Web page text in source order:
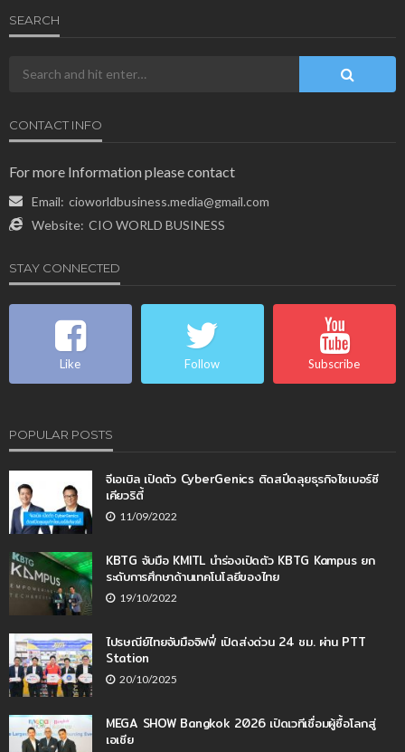
SEARCH
CONTACT INFO
For more Information please contact
Email: cioworldbusiness.media@gmail.com
Website: CIO WORLD BUSINESS
STAY CONNECTED
Like Follow Subscribe
POPULAR POSTS
จีเอเบิล เปิดตัว CyberGenics ติดสปีดลุยธุรกิจไซเบอร์ซี
เคียวริตี้
11/09/2022
KBTG จับมือ KMITL นำร่องเปิดตัว KBTG Kampus ยก
ระดับการศึกษาด้านเทคโนโลยีของไทย
19/10/2022
ไปรษณีย์ไทยจับมือจิฟฟี่ เปิดส่งด่วน 24 ชม. ผ่าน PTT
Station
20/10/2025
MEGA SHOW Bangkok 2026 เปิดเวทีเชื่อมผู้ซื้อโลกสู่
เอเชีย